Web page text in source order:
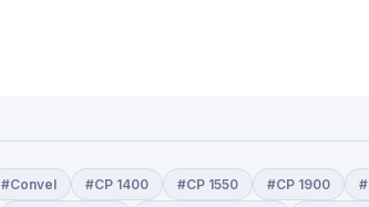
#Convel #CP 1400 #CP 1550 #CP 1900